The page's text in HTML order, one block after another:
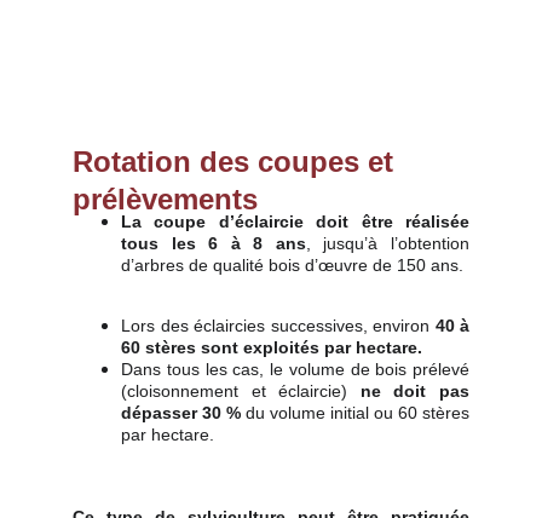
Rotation des coupes et
prélèvements
La coupe d’éclaircie
doit être réalisée
tous les 6 à 8 ans, jusqu’à l’obtention
d’arbres de qualité bois d’œuvre de 150 ans.
Lors des éclaircies successives, environ 40 à
60 stères sont exploités par hectare.
Dans tous les cas, le volume de bois prélevé
(cloisonnement et éclaircie) ne doit pas
dépasser 30 % du volume initial ou 60 stères
par hectare.